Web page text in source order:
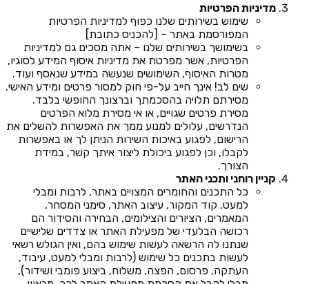
מדיניות הפרטיות
שימוש בשירותים שלנו כפוף למדיניות הפרטיות
המפורסמת באתר – [להכניס כתובת]
בשימושך בשירותים שלנו – אתה מסכים גם למדיניות
הפרטיות, אשר מפרטת את מדיניות איסוף המידע לסוגיו,
מטרות האיסוף, השימושים שנעשה במידע שנאסף ועוד.
שים לב! אינך חייב על-פי חוק למסור פרטים ומידע האישי.
מסירתם תלויה בהסכמתך וברצונך החופשי בלבד.
מסירת פרטים שגויים, או אי מסירת מלוא הפרטים
הנדרשים, עלולים למנוע ממך את האפשרות להשלים את
הרישום, לפגוע באיכות השירות הניתן לך או באפשרות
לקבלו, וכן לפגוע ביכולת ליצור איתך קשר, במידת
הצורך.
קניין רוחני ותכני האתר
כל התכנים והחומרים המצויים באתר, לרבות ומבלי
למעט, קוד המקור, עיצוב האתר, סימני המסחר,
המאמרים, הציורים והצילומים, הבחירה והסידור הם
רכושה הבלעדי של מפעילת האתר או צדדים שלישיים
שנתנו לה הרשאה לעשות שימוש בהם, ואין הגולש רשאי
לעשות בתכנים כל שימוש (לרבות ומבלי למעט, עיבוד,
העתקה, פרסום, הפצה, משלוח, ביצוע פומבי ושידור),